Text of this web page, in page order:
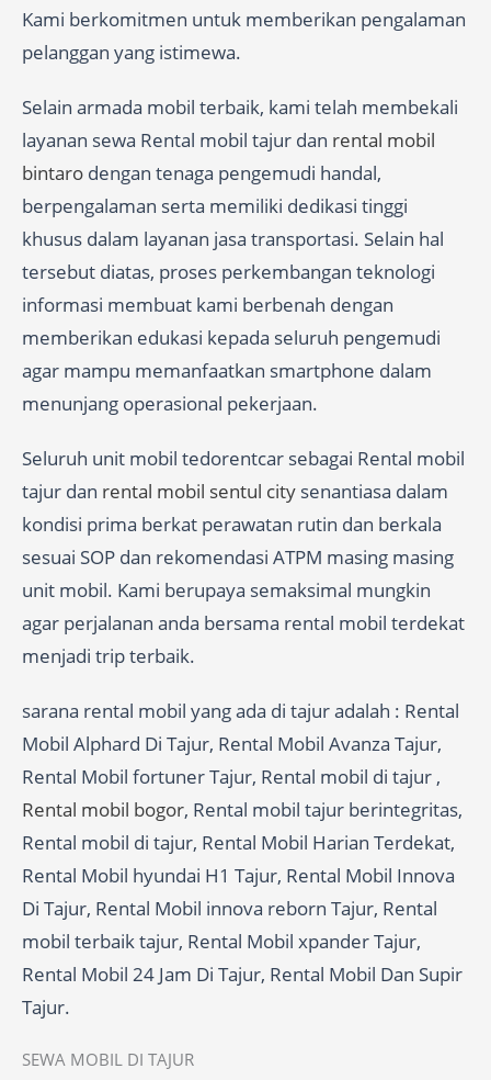
Kami berkomitmen untuk memberikan pengalaman
pelanggan yang istimewa.
Selain armada mobil terbaik, kami telah membekali
layanan sewa Rental mobil tajur dan rental mobil
bintaro dengan tenaga pengemudi handal,
berpengalaman serta memiliki dedikasi tinggi
khusus dalam layanan jasa transportasi. Selain hal
tersebut diatas, proses perkembangan teknologi
informasi membuat kami berbenah dengan
memberikan edukasi kepada seluruh pengemudi
agar mampu memanfaatkan smartphone dalam
menunjang operasional pekerjaan.
Seluruh unit mobil tedorentcar sebagai Rental mobil
tajur dan rental mobil sentul city senantiasa dalam
kondisi prima berkat perawatan rutin dan berkala
sesuai SOP dan rekomendasi ATPM masing masing
unit mobil. Kami berupaya semaksimal mungkin
agar perjalanan anda bersama rental mobil terdekat
menjadi trip terbaik.
sarana rental mobil yang ada di tajur adalah : Rental
Mobil Alphard Di Tajur, Rental Mobil Avanza Tajur,
Rental Mobil fortuner Tajur, Rental mobil di tajur ,
Rental mobil bogor, Rental mobil tajur berintegritas,
Rental mobil di tajur, Rental Mobil Harian Terdekat,
Rental Mobil hyundai H1 Tajur, Rental Mobil Innova
Di Tajur, Rental Mobil innova reborn Tajur, Rental
mobil terbaik tajur, Rental Mobil xpander Tajur,
Rental Mobil 24 Jam Di Tajur, Rental Mobil Dan Supir
Tajur.
SEWA MOBIL DI TAJUR